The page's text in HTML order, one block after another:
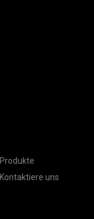
Produkte
Kontaktiere uns